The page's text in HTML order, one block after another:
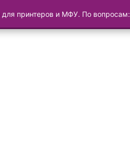
для принтеров и МФУ. По вопросам: